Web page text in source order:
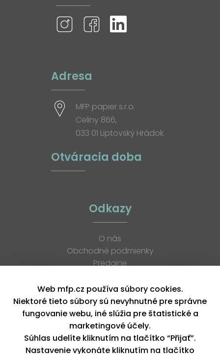
Adresa
MFP papier s.r.o.
Celiny 866,
033 01 Liptovský Hrádok
Otváracia doba
Odkazy
O nás
Obchodné podmienky
Predajne
K stiahnutiu
Blog
Kontakt
Kariéra
XML feed
Web mfp.cz používa súbory cookies.
Niektoré tieto súbory sú nevyhnutné pre správne
fungovanie webu, iné slúžia pre štatistické a
marketingové účely.
Súhlas udelíte kliknutím na tlačítko “Přijať”.
Nastavenie vykonáte kliknutím na tlačítko